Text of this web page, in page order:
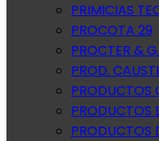
PRIMICIAS
PROCOTA 29
PROCTER &
PROD.
PRODUCTOS
PRODUCTOS
PRODUCTOS